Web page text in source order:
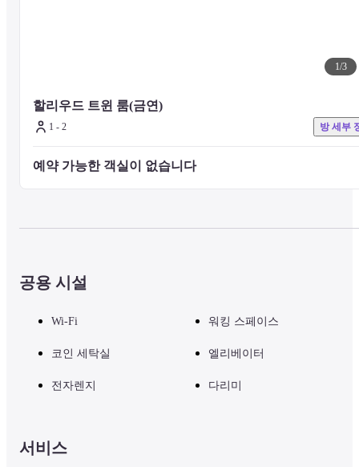
1/3
할리우드 트윈 룸(금연)
1 - 2 방 세부
예약 가능한 객실이 없습니다
공용 시설
Wi-Fi 워킹 스페이스
코인 세탁실 엘리베이터
전자렌지 다리미
서비스